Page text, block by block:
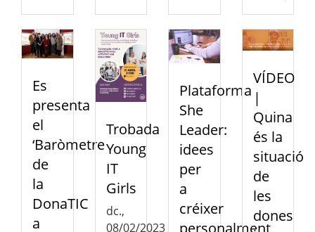
Es
presenta
el
‘Baròmetre
de
la
DonaTIC
a
Trobada
Young
IT
Girls
dc.,
08/02/2023
Plataforma
She
Leader:
idees
per
a
créixer
VÍDEO
|
Quina
és la
situació
de
les
dones